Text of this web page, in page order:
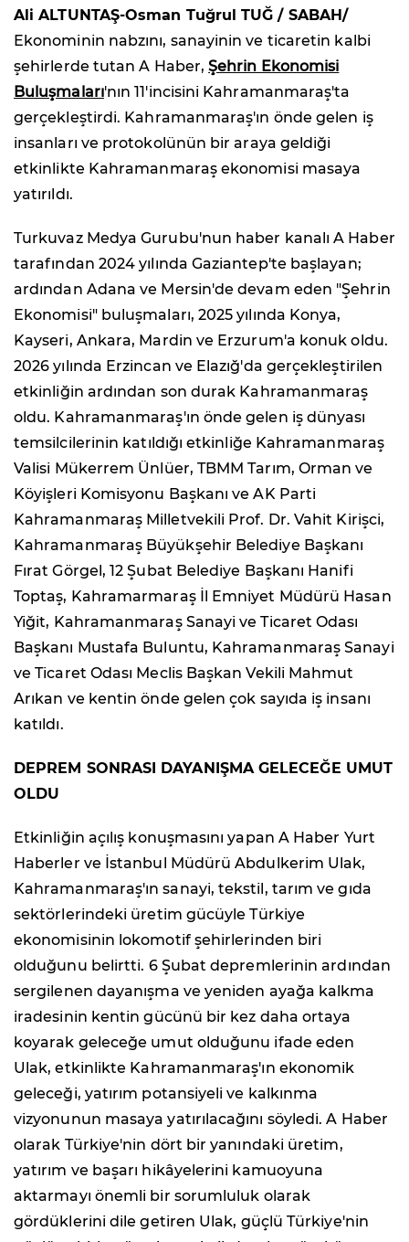
Ali ALTUNTAŞ-Osman Tuğrul TUĞ / SABAH/
Ekonominin nabzını, sanayinin ve ticaretin kalbi
şehirlerde tutan A Haber,Şehrin Ekonomisi
Buluşmaları'nın 11'incisini Kahramanmaraş'ta
gerçekleştirdi. Kahramanmaraş'ın önde gelen iş
insanları ve protokolünün bir araya geldiği
etkinlikte Kahramanmaraş ekonomisi masaya
yatırıldı.
Turkuvaz Medya Gurubu'nun haber kanalı A Haber
tarafından 2024 yılında Gaziantep'te başlayan;
ardından Adana ve Mersin'de devam eden "Şehrin
Ekonomisi" buluşmaları, 2025 yılında Konya,
Kayseri, Ankara, Mardin ve Erzurum'a konuk oldu.
2026 yılında Erzincan ve Elazığ'da gerçekleştirilen
etkinliğin ardından son durak Kahramanmaraş
oldu. Kahramanmaraş'ın önde gelen iş dünyası
temsilcilerinin katıldığı etkinliğe Kahramanmaraş
Valisi Mükerrem Ünlüer, TBMM Tarım, Orman ve
Köyişleri Komisyonu Başkanı ve AK Parti
Kahramanmaraş Milletvekili Prof. Dr. Vahit Kirişci,
Kahramanmaraş Büyükşehir Belediye Başkanı
Fırat Görgel, 12 Şubat Belediye Başkanı Hanifi
Toptaş, Kahramarmaraş İl Emniyet Müdürü Hasan
Yiğit, Kahramanmaraş Sanayi ve Ticaret Odası
Başkanı Mustafa Buluntu, Kahramanmaraş Sanayi
ve Ticaret Odası Meclis Başkan Vekili Mahmut
Arıkan ve kentin önde gelen çok sayıda iş insanı
katıldı.
DEPREM SONRASI DAYANIŞMA GELECEĞE UMUT
OLDU
Etkinliğin açılış konuşmasını yapan A Haber Yurt
Haberler ve İstanbul Müdürü Abdulkerim Ulak,
Kahramanmaraş'ın sanayi, tekstil, tarım ve gıda
sektörlerindeki üretim gücüyle Türkiye
ekonomisinin lokomotif şehirlerinden biri
olduğunu belirtti. 6 Şubat depremlerinin ardından
sergilenen dayanışma ve yeniden ayağa kalkma
iradesinin kentin gücünü bir kez daha ortaya
koyarak geleceğe umut olduğunu ifade eden
Ulak, etkinlikte Kahramanmaraş'ın ekonomik
geleceği, yatırım potansiyeli ve kalkınma
vizyonunun masaya yatırılacağını söyledi. A Haber
olarak Türkiye'nin dört bir yanındaki üretim,
yatırım ve başarı hikâyelerini kamuoyuna
aktarmayı önemli bir sorumluluk olarak
gördüklerini dile getiren Ulak, güçlü Türkiye'nin